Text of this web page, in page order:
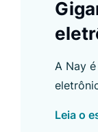
a
de
de
A Nay
Leia o